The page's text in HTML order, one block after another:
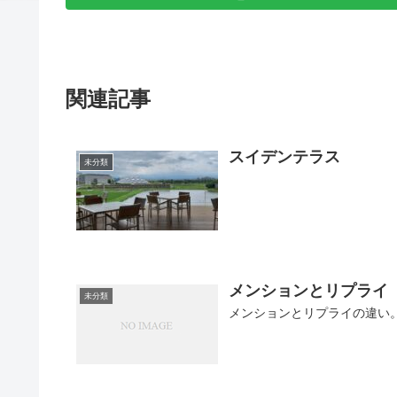
関連記事
未分類 スイデンテラス
未分類 メンションとリプライ
メンションとリプライの違い。